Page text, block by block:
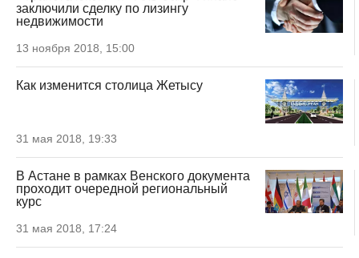
заключили сделку по лизингу
недвижимости
13 ноября 2018, 15:00
Как изменится столица Жетысу
31 мая 2018, 19:33
В Астане в рамках Венского документа
проходит очередной региональный
курс
31 мая 2018, 17:24